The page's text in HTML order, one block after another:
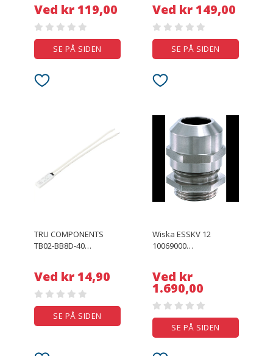
udgange: 2 x Indhold 1
stk
Ved kr 119,00
SE PÅ SIDEN
udgange: 2 x Indhold 1
stk
Ved kr 149,00
SE PÅ SIDEN
TRU COMPONENTS
TB02-BB8D-40
1 x brydekontakt
Ved kr 14,90
SE PÅ SIDEN
Wiska ESSKV 12
10069000
10 stk
Ved kr
1.690,00
SE PÅ SIDEN